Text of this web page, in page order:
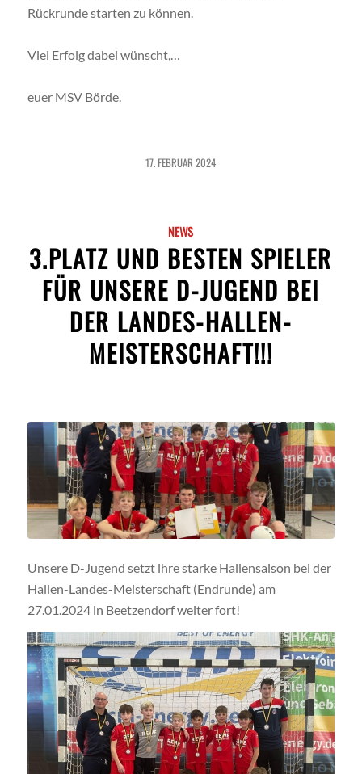
Rückrunde starten zu können.
Viel Erfolg dabei wünscht,…
euer MSV Börde.
17. FEBRUAR 2024
NEWS
3.PLATZ UND BESTEN SPIELER
FÜR UNSERE D-JUGEND BEI
DER LANDES-HALLEN-
MEISTERSCHAFT!!!
Unsere D-Jugend setzt ihre starke Hallensaison bei der
Hallen-Landes-Meisterschaft (Endrunde) am
27.01.2024 in Beetzendorf weiter fort!